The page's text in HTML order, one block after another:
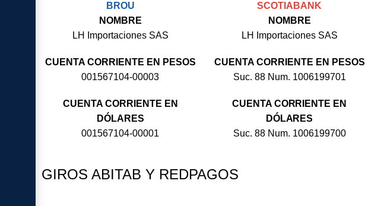
BROU
NOMBRE
LH Importaciones SAS
CUENTA CORRIENTE EN PESOS
001567104-00003
CUENTA CORRIENTE EN
DÓLARES
001567104-00001
SCOTIABANK
NOMBRE
LH Importaciones SAS
CUENTA CORRIENTE EN PESOS
Suc. 88 Num. 1006199701
CUENTA CORRIENTE EN
DÓLARES
Suc. 88 Num. 1006199700
GIROS ABITAB Y REDPAGOS